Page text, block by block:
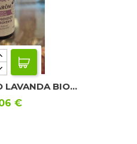
LAVANDA BIO...
€